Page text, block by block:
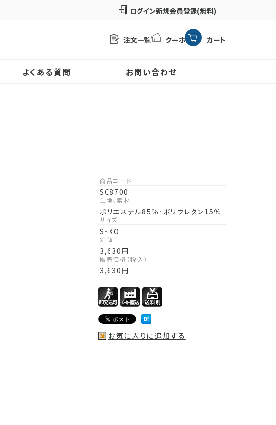
新規会員登録(無料)
注文一覧 クーポン カート
よくある質問 お問い合わせ
商品コード
SC8700
生地、素材
ポリエステル85％・ポリウレタン15％
サイズ
S~XO
定価
3,630円
販売価格（税込）
3,630円
お気に入りに追加する